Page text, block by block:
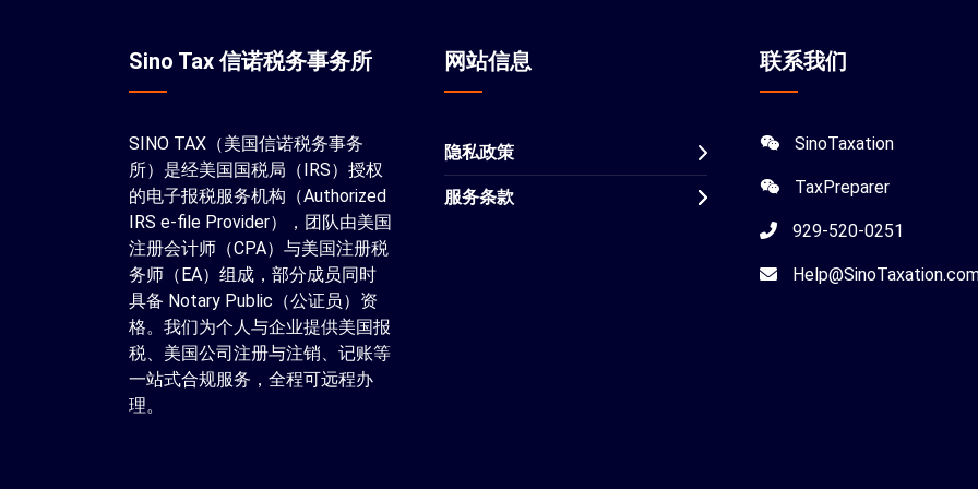
Sino Tax 信诺税务事务所
SINO TAX（美国信诺税务事务
所）是经美国国税局（IRS）授权
的电子报税服务机构（Authorized
IRS e-file Provider），团队由美国
注册会计师（CPA）与美国注册税
务师（EA）组成，部分成员同时
具备 Notary Public（公证员）资
格。我们为个人与企业提供美国报
税、美国公司注册与注销、记账等
一站式合规服务，全程可远程办
理。
网站信息
隐私政策
服务条款
联系我们
SinoTaxation
TaxPreparer
929-520-0251